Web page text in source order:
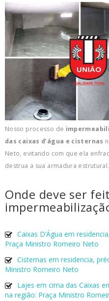
Nosso processo de
das caixas d’água e cisternas
Neto, evitando com que ela
destrua a sua armadura estrutural.
Onde deve ser
Caixas D’Água em
Praça Ministro Romeiro Neto
Cisternas em residencia,
Ministro Romeiro Neto
Lajes em cima das Caixas
na região: Praça Ministro